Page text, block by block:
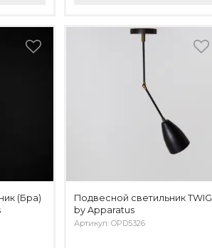
(Бра)
Подвесной светильник TWIG
by Apparatus
Артикул: OPD5326